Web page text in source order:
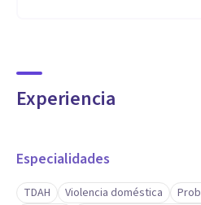
Experiencia
Especialidades
TDAH Violencia doméstica